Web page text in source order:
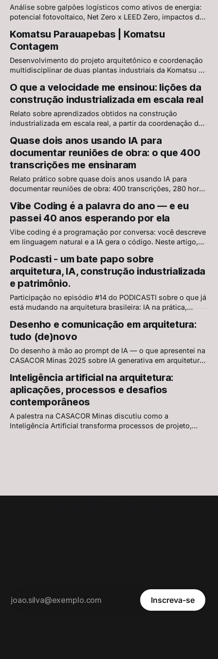
Análise sobre galpões logísticos como ativos de energia:
potencial fotovoltaico, Net Zero x LEED Zero, impactos da
NBR 17193, eletrificação de frotas e o custo de não prever
infraestrutura energética desde o projeto.
Komatsu Parauapebas | Komatsu
Contagem
Desenvolvimento do projeto arquitetônico e coordenação
multidisciplinar de duas plantas industriais da Komatsu no
investimentos de R$ 175 milhões, alinhadas a padrões
globais, requisitos técnicos brasileiros e diretrizes da
matriz japonesa.
O que a velocidade me ensinou: lições da
construção industrializada em escala real
Relato sobre aprendizados obtidos na construção
industrializada em escala real, a partir da coordenação de
execução acelerada em empreendimentos de grande porte.
Quase dois anos usando IA para
documentar reuniões de obra: o que 400
transcrições me ensinaram
Relato prático sobre quase dois anos usando IA para
documentar reuniões de obra: 400 transcrições, 280 horas
Uma análise sobre ganhos reais, limites da automação,
revisão humana e gestão da informação na construção
civil.
Vibe Coding é a palavra do ano — e eu
passei 40 anos esperando por ela
Vibe coding é a programação por conversa: você descreve
em linguagem natural e a IA gera o código. Neste artigo,
real na NEXT Arquitetura e um guia prático para começar.
Podcasti - um bate papo sobre
arquitetura, IA, construção industrializada
e patrimônio.
Participação no episódio #14 do PODICASTI sobre o que já
está mudando na arquitetura brasileira: IA na prática,
patrimônio urbano e o papel crítico do arquiteto diante de
tecnologias que geram, mas não julgam.
Desenho e comunicação em arquitetura:
tudo (de)novo
Do desenho à mão ao prompt de IA — o que apresentei na
CASACOR Minas 2025 sobre IA generativa em arquitetura,
projetos impossíveis.
Inteligência artificial na arquitetura:
aplicações, processos e desafios
contemporâneos
A palestra na CASACOR Minas discutiu como a
Inteligência Artificial transforma processos de projeto,
Inscreva-se